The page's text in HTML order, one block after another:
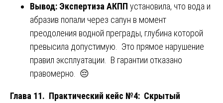
Вывод: Экспертиза АКПП установила, что вода и
абразив попали через сапун в момент
преодоления водной преграды, глубина которой
превысила допустимую. Это прямое нарушение
правил эксплуатации. В гарантии отказано
правомерно. 😔
Глава 11. Практический кейс №4: Скрытый